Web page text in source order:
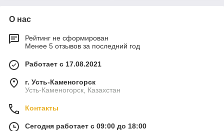
О нас
Рейтинг не сформирован
Менее 5 отзывов за последний год
Работает с 17.08.2021
г. Усть-Каменогорск
Усть-Каменогорск, Казахстан
Контакты
Сегодня работает с 09:00 до 18:00